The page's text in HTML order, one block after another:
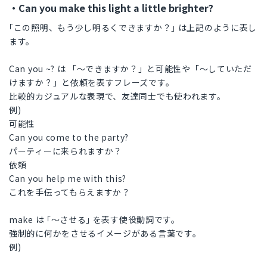
・Can you make this light a little brighter?
｢この照明、もう少し明るくできますか？｣ は上記のように表し
ます。
Can you ~? は 「～できますか？」と可能性や「～していただ
けますか？」と依頼を表すフレーズです。
比較的カジュアルな表現で、友達同士でも使われます。
例)
可能性
Can you come to the party?
パーティーに来られますか？
依頼
Can you help me with this?
これを手伝ってもらえますか？
make は ｢～させる｣ を表す使役動詞です。
強制的に何かをさせるイメージがある言葉です。
例)